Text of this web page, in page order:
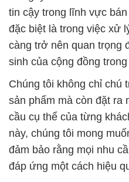
tin cậy trong lĩnh vực
đặc biệt là trong việc xử
càng trở nên quan trọng
sinh của cộng đồng
Chúng tôi không chỉ chú
sản phẩm mà còn đặt ra
cầu cụ thể của từng
này, chúng tôi mong
đảm bảo rằng mọi nhu
đáp ứng một cách hiệu